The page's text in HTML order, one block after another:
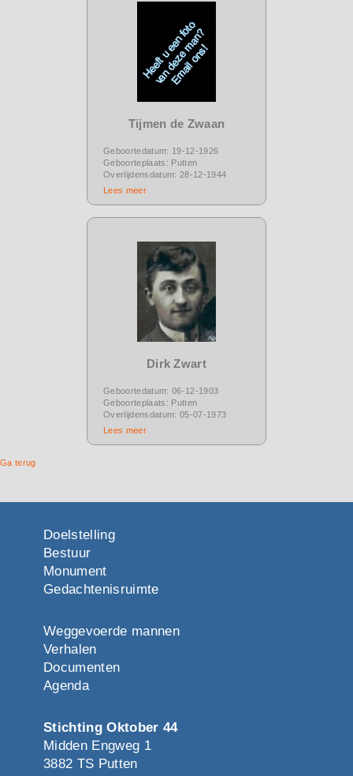
Tijmen de Zwaan
Geboortedatum: 19-12-1926
Geboorteplaats: Putten
Overlijdensdatum: 28-12-1944
Lees meer
Dirk Zwart
Geboortedatum: 06-12-1903
Geboorteplaats: Putten
Overlijdensdatum: 05-07-1973
Lees meer
Ga terug
Doelstelling
Bestuur
Monument
Gedachtenisruimte
Weggevoerde mannen
Verhalen
Documenten
Agenda
Stichting Oktober 44
Midden Engweg 1
3882 TS Putten